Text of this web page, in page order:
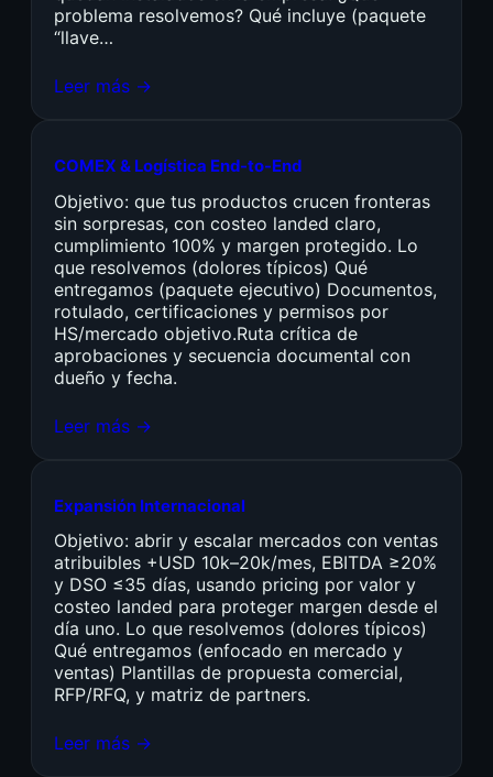
problema resolvemos? Qué incluye (paquete
“llave…
Leer más →
COMEX & Logística End-to-End
Objetivo: que tus productos crucen fronteras
sin sorpresas, con costeo landed claro,
cumplimiento 100% y margen protegido. Lo
que resolvemos (dolores típicos) Qué
entregamos (paquete ejecutivo) Documentos,
rotulado, certificaciones y permisos por
HS/mercado objetivo.Ruta crítica de
aprobaciones y secuencia documental con
dueño y fecha.
Leer más →
Expansión Internacional
Objetivo: abrir y escalar mercados con ventas
atribuibles +USD 10k–20k/mes, EBITDA ≥20%
y DSO ≤35 días, usando pricing por valor y
costeo landed para proteger margen desde el
día uno. Lo que resolvemos (dolores típicos)
Qué entregamos (enfocado en mercado y
ventas) Plantillas de propuesta comercial,
RFP/RFQ, y matriz de partners.
Leer más →